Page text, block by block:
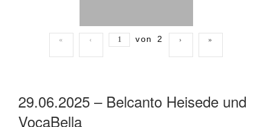
« ‹ von2 › »
29.06.2025 – Belcanto Heisede und
VocaBella